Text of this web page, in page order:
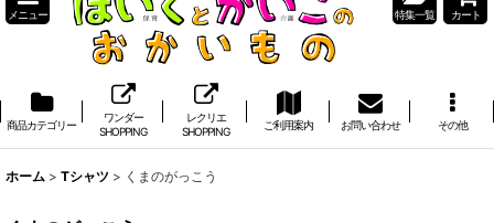
メニュー 特集一覧 カート
商品カテゴリー
ワンダー
SHOPPING
レクリエ
SHOPPING
ご利用案内 お問い合わせ その他
ホーム > Tシャツ > くまのがっこう